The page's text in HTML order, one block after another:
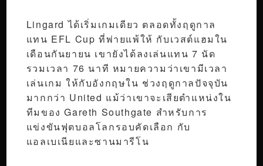
Lingard ได้เริ่มเกมเดียว ตลอดทั้งฤดูกาล
แทน EFL Cup ที่พ่ายแพ้ให้ กับเวสต์แฮมใน
เดือนกันยายน เขายังได้ลงเล่นแทน 7 นัด
รวมเวลา 76 นาที หมายความว่าเขามีเวลา
เล่นเกม ให้กับอังกฤษใน ช่วงฤดูกาลปัจจุบัน
มากกว่า United แม้ว่าเขาจะเสียตำแหน่งใน
ทีมของ Gareth Southgate สำหรับการ
แข่งขันฟุตบอลโลกรอบคัดเลือก กับ
แอลเบเนียและซานมารีโน